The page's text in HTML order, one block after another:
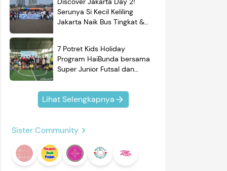
Serunya Si Kecil Keliling
Jakarta Naik Bus Tingkat &
7 Potret Kids Holiday
Program HaiBunda bersama
Super Junior Futsal dan
Kompak Banget!
Lihat Selengkapnya
Sister Community